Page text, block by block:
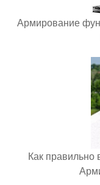
Армирование
Как правильно